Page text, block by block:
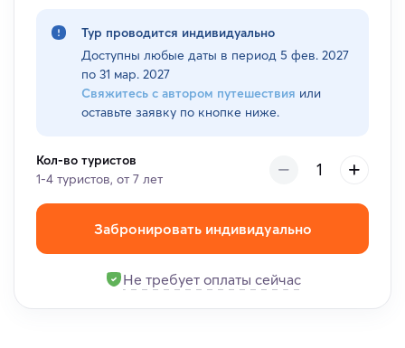
Тур проводится индивидуально
Доступны любые даты в период 5 фев. 2027
по 31 мар. 2027
Свяжитесь с автором путешествия или
оставьте заявку по кнопке ниже.
Кол-во туристов
1-4 туристов, от 7 лет
Забронировать индивидуально
Не требует оплаты сейчас